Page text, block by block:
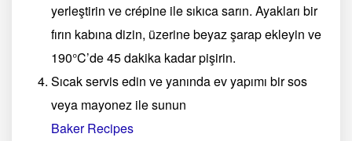
yerleştirin ve crépine ile sıkıca sarın. Ayakları bir
fırın kabına dizin, üzerine beyaz şarap ekleyin ve
190°C’de 45 dakika kadar pişirin.
Sıcak servis edin ve yanında ev yapımı bir sos
veya mayonez ile sunun​
Baker Recipes